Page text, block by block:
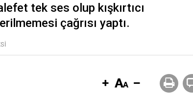
tek ses olup kışkırtıcı
çağrısı yaptı.